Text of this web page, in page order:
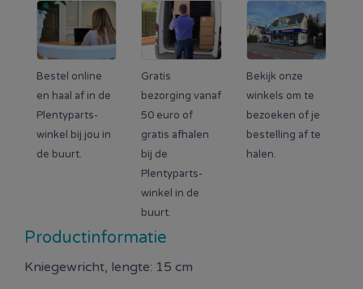
Bestel online
en haal af in de
Plentyparts-
winkel bij jou in
de buurt.
Gratis
bezorging vanaf
50 euro of
gratis afhalen
bij de
Plentyparts-
winkel in de
buurt.
Bekijk onze
winkels om te
bezoeken of je
bestelling af te
halen.
Productinformatie
Kniegewricht, lengte: 15 cm